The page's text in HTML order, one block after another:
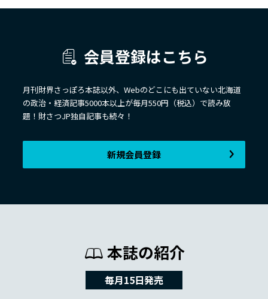
会員登録はこちら
月刊財界さっぽろ本誌以外、Webのどこにも出ていない北海道
の政治・経済記事5000本以上が毎月550円（税込）で読み放
題！財さつJP独自記事も続々！
新規会員登録
本誌の紹介
毎月15日発売